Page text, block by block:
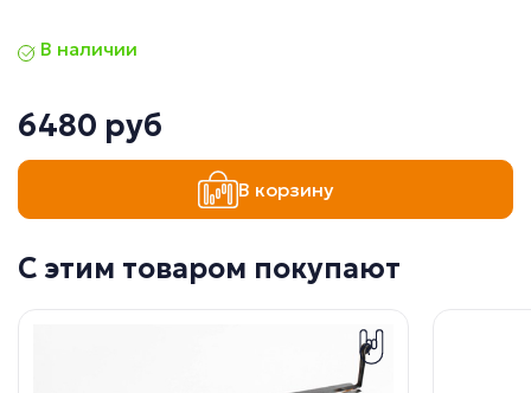
В наличии
6480 руб
В корзину
С этим товаром покупают